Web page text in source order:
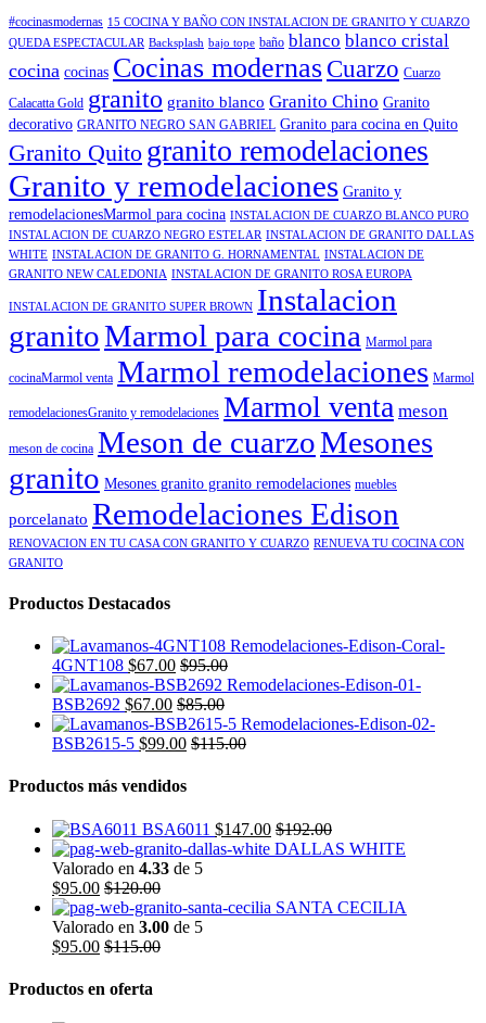
#cocinasmodernas 15 COCINA Y BAÑO CON INSTALACION DE GRANITO Y CUARZO
QUEDA ESPECTACULAR Backsplash bajo tope baño blanco blanco cristal
cocina cocinas Cocinas modernas Cuarzo Cuarzo
Calacatta Gold granito granito blanco Granito Chino Granito
decorativo GRANITO NEGRO SAN GABRIEL Granito para cocina en Quito
Granito Quito granito remodelaciones
Granito y remodelaciones Granito y
remodelacionesMarmol para cocina INSTALACION DE CUARZO BLANCO PURO
INSTALACION DE CUARZO NEGRO ESTELAR INSTALACION DE GRANITO DALLAS
WHITE INSTALACION DE GRANITO G. HORNAMENTAL INSTALACION DE
GRANITO NEW CALEDONIA INSTALACION DE GRANITO ROSA EUROPA
INSTALACION DE GRANITO SUPER BROWN Instalacion
granitoMarmol para cocina Marmol para
cocinaMarmol venta Marmol remodelaciones Marmol
remodelacionesGranito y remodelaciones Marmol venta meson
meson de cocina Meson de cuarzoMesones
granito Mesones granito granito remodelaciones muebles
porcelanato Remodelaciones Edison
RENOVACION EN TU CASA CON GRANITO Y CUARZO RENUEVA TU COCINA CON
GRANITO
Productos Destacados
4GNT108 $67.00 $95.00
BSB2692 $67.00 $85.00
BSB2615-5 $99.00 $115.00
Productos más vendidos
BSA6011 $147.00 $192.00
DALLAS WHITE
Valorado en 4.33 de 5
$95.00 $120.00
SANTA CECILIA
Valorado en 3.00 de 5
$95.00 $115.00
Productos en oferta